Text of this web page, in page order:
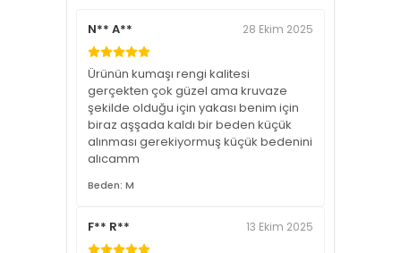
N** A** 28 Ekim 2025
Ürünün kumaşı rengi kalitesi
gerçekten çok güzel ama kruvaze
şekilde olduğu için yakası benim için
biraz aşşada kaldı bir beden küçük
alınması gerekiyormuş küçük bedenini
alıcamm
Beden: M
F** R** 13 Ekim 2025